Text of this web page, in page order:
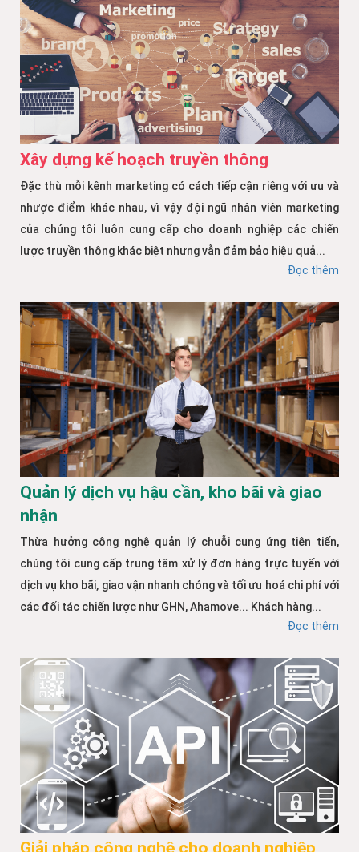
Xây dựng kế hoạch truyền thông
Đặc thù mỗi kênh marketing có cách tiếp cận riêng với ưu và
nhược điểm khác nhau, vì vậy đội ngũ nhân viên marketing
của chúng tôi luôn cung cấp cho doanh nghiệp các chiến
lược truyền thông khác biệt nhưng vẫn đảm bảo hiệu quả...
Đọc thêm
Quản lý dịch vụ hậu cần, kho bãi và giao
nhận
Thừa hưởng công nghệ quản lý chuỗi cung ứng tiên tiến,
chúng tôi cung cấp trung tâm xử lý đơn hàng trực tuyến với
dịch vụ kho bãi, giao vận nhanh chóng và tối ưu hoá chi phí với
các đối tác chiến lược như GHN, Ahamove... Khách hàng...
Đọc thêm
Giải pháp công nghệ cho doanh nghiệp